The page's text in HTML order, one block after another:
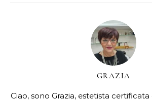
GRAZIA
Ciao, sono Grazia, estetista